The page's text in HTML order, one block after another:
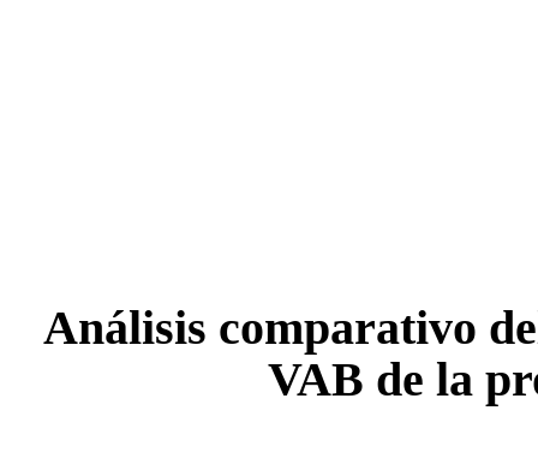
Análisis comparativo
VAB de la